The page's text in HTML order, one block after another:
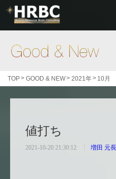
TOP> GOOD & NEW> 2021年> 10月
値打ち
2021-10-20 21:30:12 増田 元長